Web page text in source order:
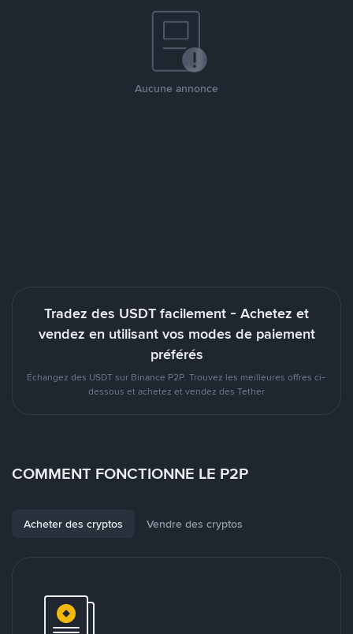
Aucune annonce
Tradez des USDT facilement - Achetez et
vendez en utilisant vos modes de paiement
préférés
Échangez des USDT sur Binance P2P. Trouvez les meilleures offres ci-
dessous et achetez et vendez des Tether
COMMENT FONCTIONNE LE P2P
Acheter des cryptos Vendre des cryptos